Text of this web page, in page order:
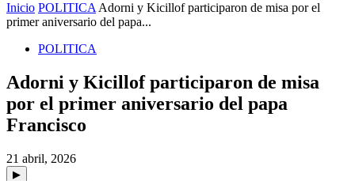
Inicio POLITICA Adorni y Kicillof participaron de misa por el
primer aniversario del papa...
POLITICA
Adorni y Kicillof participaron de misa
por el primer aniversario del papa
Francisco
21 abril, 2026
▶